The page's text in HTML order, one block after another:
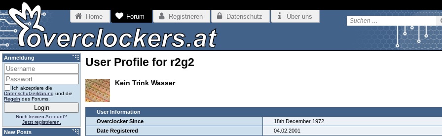
Home Forum Registrieren Datenschutz Über uns
User Profile for r2g2
Kein Trink Wasser
User Information
Overclocker Since
18th December 1972
Date Registered
04.02.2001
Anmeldung
Ich akzeptiere die
Datenschutzerklärung und die
Regeln des Forums.
Noch keinen Account?
Jetzt registrieren.
New Posts